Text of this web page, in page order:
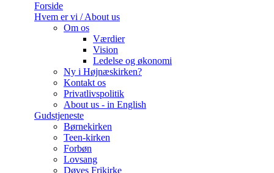
Forside
Hvem er vi / About us
Om os
Værdier
Vision
Ledelse og økonomi
Ny i Højnæskirken?
Kontakt os
Privatlivspolitik
About us - in English
Gudstjeneste
Børnekirken
Teen-kirken
Forbøn
Lovsang
Døves Frikirke